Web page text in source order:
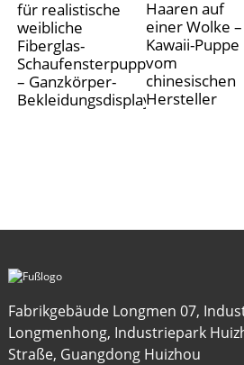
für realistische
weibliche
Fiberglas-
Schaufensterpuppen
– Ganzkörper-
Bekleidungsdisplays
Haaren auf
einer Wolke –
Kawaii-Puppe
vom
chinesischen
Hersteller
Fabrikgebäude Longmen 07,
Longmenhong, Industriepark
Straße, Guangdong Huizhou